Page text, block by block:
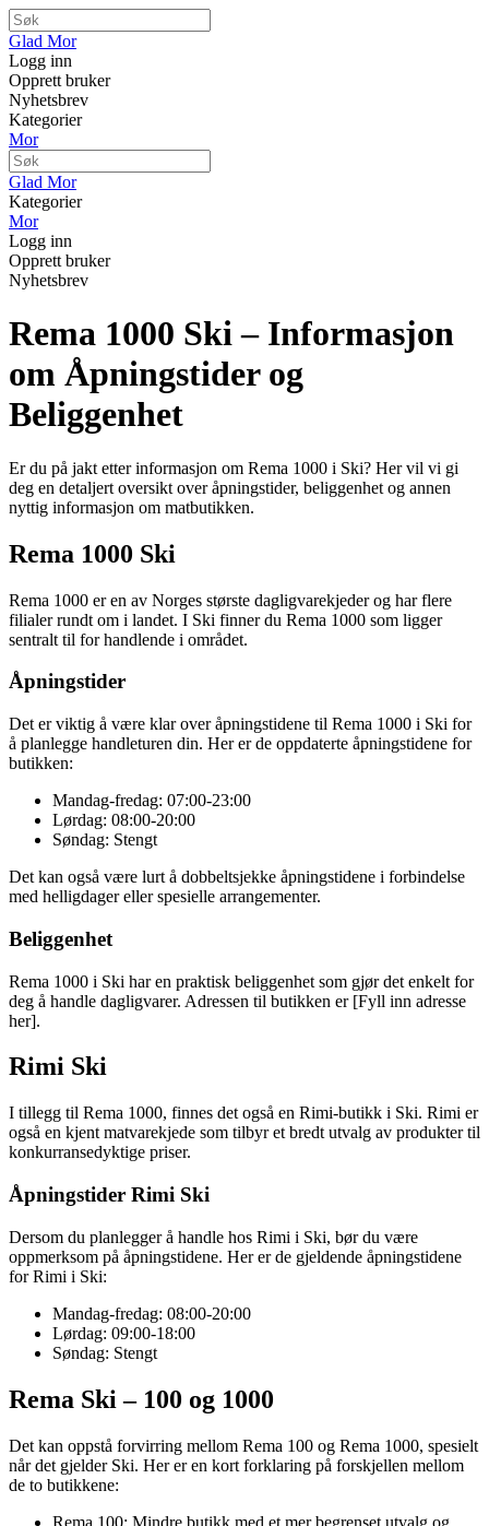
Glad Mor
Logg inn
Opprett bruker
Nyhetsbrev
Kategorier
Mor
Glad Mor
Kategorier
Mor
Logg inn
Opprett bruker
Nyhetsbrev
Rema 1000 Ski – Informasjon
om Åpningstider og
Beliggenhet
Er du på jakt etter informasjon om Rema 1000 i Ski? Her vil vi gi
deg en detaljert oversikt over åpningstider, beliggenhet og annen
nyttig informasjon om matbutikken.
Rema 1000 Ski
Rema 1000 er en av Norges største dagligvarekjeder og har flere
filialer rundt om i landet. I Ski finner du Rema 1000 som ligger
sentralt til for handlende i området.
Åpningstider
Det er viktig å være klar over åpningstidene til Rema 1000 i Ski for
å planlegge handleturen din. Her er de oppdaterte åpningstidene for
butikken:
Mandag-fredag: 07:00-23:00
Lørdag: 08:00-20:00
Søndag: Stengt
Det kan også være lurt å dobbeltsjekke åpningstidene i forbindelse
med helligdager eller spesielle arrangementer.
Beliggenhet
Rema 1000 i Ski har en praktisk beliggenhet som gjør det enkelt for
deg å handle dagligvarer. Adressen til butikken er [Fyll inn adresse
her].
Rimi Ski
I tillegg til Rema 1000, finnes det også en Rimi-butikk i Ski. Rimi er
også en kjent matvarekjede som tilbyr et bredt utvalg av produkter til
konkurransedyktige priser.
Åpningstider Rimi Ski
Dersom du planlegger å handle hos Rimi i Ski, bør du være
oppmerksom på åpningstidene. Her er de gjeldende åpningstidene
for Rimi i Ski:
Mandag-fredag: 08:00-20:00
Lørdag: 09:00-18:00
Søndag: Stengt
Rema Ski – 100 og 1000
Det kan oppstå forvirring mellom Rema 100 og Rema 1000, spesielt
når det gjelder Ski. Her er en kort forklaring på forskjellen mellom
de to butikkene:
Rema 100: Mindre butikk med et mer begrenset utvalg og